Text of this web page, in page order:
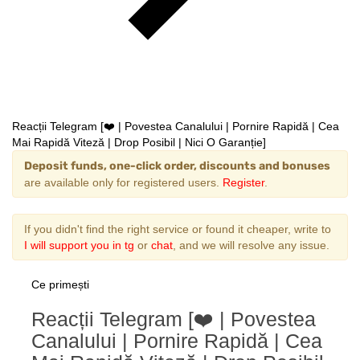
Reacții Telegram [❤️ | Povestea Canalului | Pornire Rapidă | Cea
Mai Rapidă Viteză | Drop Posibil | Nici O Garanție]
Deposit funds, one-click order, discounts and bonuses
are available only for registered users. Register.
If you didn't find the right service or found it cheaper, write to
I will support you in tg or chat , and we will resolve any issue.
Ce primești
Reacții Telegram [❤️ | Povestea
Canalului | Pornire Rapidă | Cea